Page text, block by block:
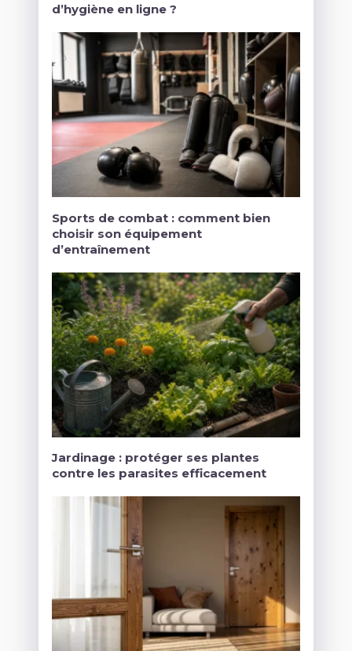
d’hygiène en ligne ?
Sports de combat : comment bien
choisir son équipement
d’entraînement
Jardinage : protéger ses plantes
contre les parasites efficacement